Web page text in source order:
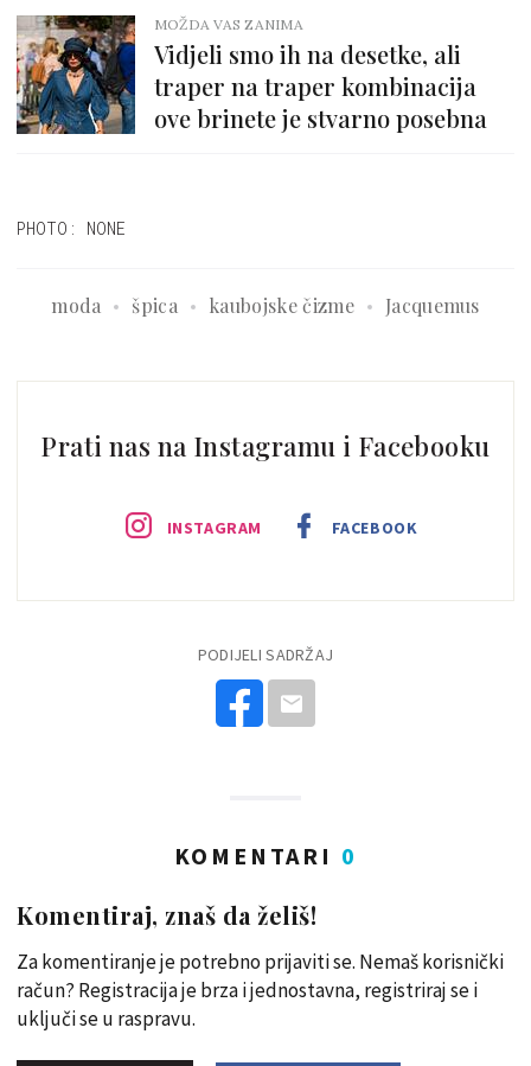
MOŽDA VAS ZANIMA
Vidjeli smo ih na desetke, ali
traper na traper kombinacija
ove brinete je stvarno posebna
PHOTO: NONE
moda špica kaubojske čizme Jacquemus
Prati nas na Instagramu i Facebooku
INSTAGRAM FACEBOOK
PODIJELI SADRŽAJ
KOMENTARI 0
Komentiraj, znaš da želiš!
Za komentiranje je potrebno prijaviti se. Nemaš korisnički
račun? Registracija je brza i jednostavna, registriraj se i
uključi se u raspravu.